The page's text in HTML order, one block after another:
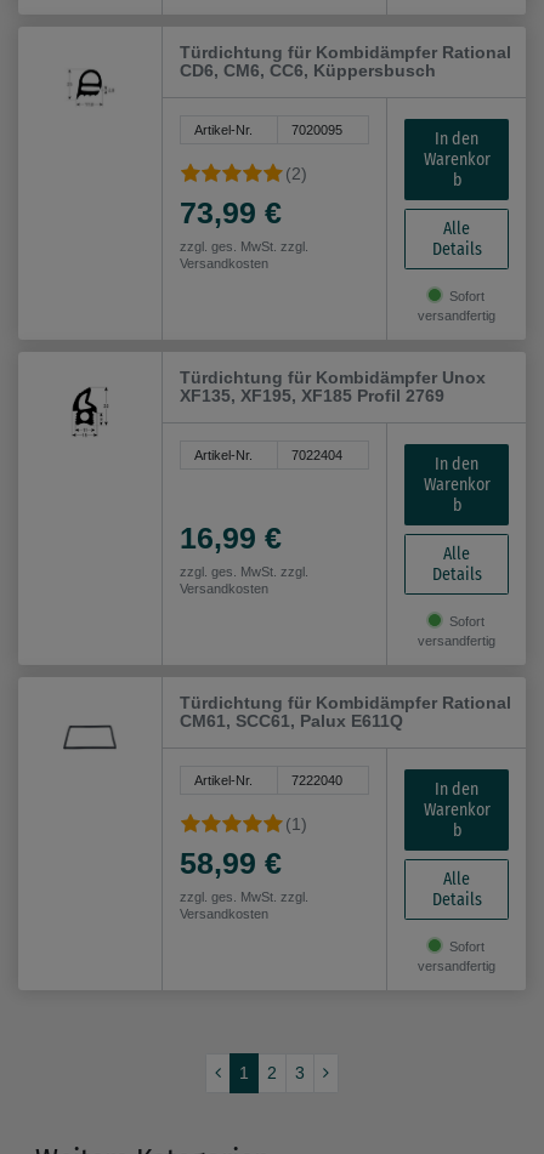
Türdichtung für Kombidämpfer Rational
CD6, CM6, CC6, Küppersbusch
Artikel-Nr. 7020095
(2)
73,99 €
zzgl. ges. MwSt. zzgl.
Versandkosten
In den
Warenkor
b
Alle
Details
Sofort
versandfertig
Türdichtung für Kombidämpfer Unox
XF135, XF195, XF185 Profil 2769
Artikel-Nr. 7022404
16,99 €
zzgl. ges. MwSt. zzgl.
Versandkosten
In den
Warenkor
b
Alle
Details
Sofort
versandfertig
Türdichtung für Kombidämpfer Rational
CM61, SCC61, Palux E611Q
Artikel-Nr. 7222040
(1)
58,99 €
zzgl. ges. MwSt. zzgl.
Versandkosten
In den
Warenkor
b
Alle
Details
Sofort
versandfertig
1 2 3